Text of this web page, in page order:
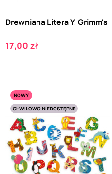
Drewniana Litera Y, Grimm's
Cena
17,00 zł
NOWY
CHWILOWO NIEDOSTĘPNE